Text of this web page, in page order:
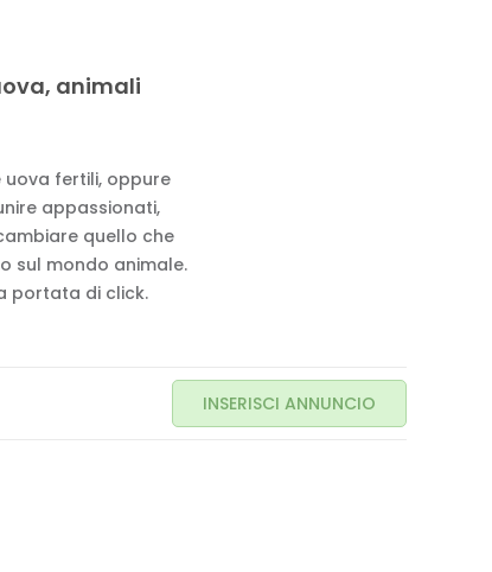
animali
uova fertili, oppure
appassionati,
quello che
sul mondo animale.
portata di click.
INSERISCI ANNUNCIO